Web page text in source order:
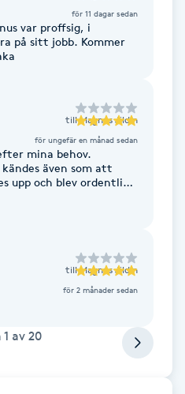
för 11 dagar sedan
var proffsig, i
på sitt jobb. Kommer
till Magnus Jildin
för ungefär en månad sedan
mina behov.
även som att
upp och blev ordentligt
till Magnus Jildin
för 2 månader sedan
1 av 20